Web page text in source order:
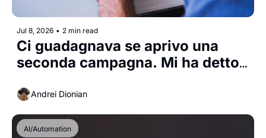
Jul 8, 2026 • 2 min read
Ci guadagnava se aprivo una
seconda campagna. Mi ha detto
Andrei Dionian
AI/Automation